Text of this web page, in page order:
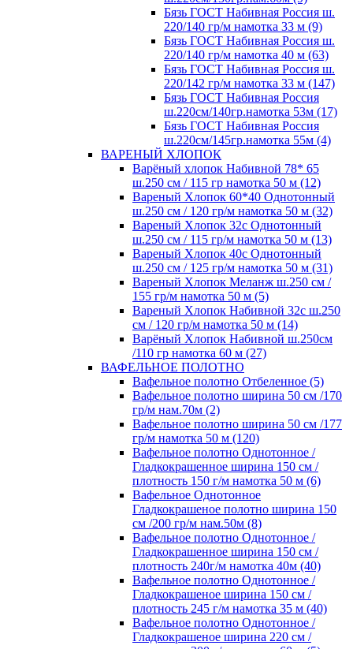
Бязь ГОСТ Набивная Россия ш.
220/140 гр/м намотка 33 м (9)
Бязь ГОСТ Набивная Россия ш.
220/140 гр/м намотка 40 м (63)
Бязь ГОСТ Набивная Россия ш.
220/142 гр/м намотка 33 м (147)
Бязь ГОСТ Набивная Россия
ш.220см/140гр.намотка 53м (17)
Бязь ГОСТ Набивная Россия
ш.220см/145гр.намотка 55м (4)
ВАРЕНЫЙ ХЛОПОК
Варёный хлопок Набивной 78* 65
ш.250 см / 115 гр намотка 50 м (12)
Вареный Хлопок 60*40 Однотонный
ш.250 см / 120 гр/м намотка 50 м (32)
Вареный Хлопок 32с Однотонный
ш.250 см / 115 гр/м намотка 50 м (13)
Вареный Хлопок 40с Однотонный
ш.250 см / 125 гр/м намотка 50 м (31)
Вареный Хлопок Меланж ш.250 см /
155 гр/м намотка 50 м (5)
Вареный Хлопок Набивной 32с ш.250
см / 120 гр/м намотка 50 м (14)
Варёный Хлопок Набивной ш.250см
/110 гр намотка 60 м (27)
ВАФЕЛЬНОЕ ПОЛОТНО
Вафельное полотно Отбеленное (5)
Вафельное полотно ширина 50 см /170
гр/м нам.70м (2)
Вафельное полотно ширина 50 см /177
гр/м намотка 50 м (120)
Вафельное полотно Однотонное /
Гладкокрашенное ширина 150 см /
плотность 150 г/м намотка 50 м (6)
Вафельное Однотонное
Гладкокрашеное полотно ширина 150
см /200 гр/м нам.50м (8)
Вафельное полотно Однотонное /
Гладкокрашенное ширина 150 см /
плотность 240г/м намотка 40м (40)
Вафельное полотно Однотонное /
Гладкокрашеное ширина 150 см /
плотность 245 г/м намотка 35 м (40)
Вафельное полотно Однотонное /
Гладкокрашеное ширина 220 см /